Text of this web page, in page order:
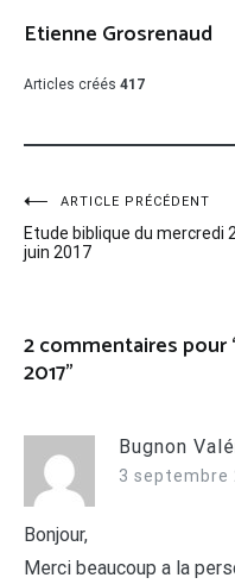
Etienne Grosrenaud
Articles créés 417
Navigation
de
ARTICLE PRÉCÉDENT
Etude biblique du mercredi
juin 2017
2 commentaires pour
2017”
Bugnon
3 septembre
Bonjour,
Merci beaucoup a la